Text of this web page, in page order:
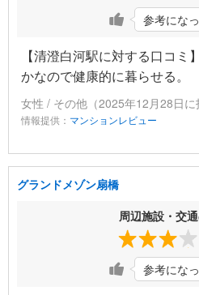
参考にな
【清澄白河駅に対する口コ
かなので健康的に暮らせる。
女性 / その他（2025年12月28日に
情報提供： マンションレビュー
グランドメゾン扇橋
周辺施設・交
参考にな